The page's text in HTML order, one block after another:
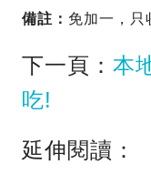
備註： 免加一，只
下一頁： 本
吃!
延伸閱讀：